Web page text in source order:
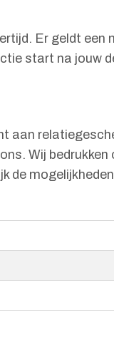
Er geldt
start na jouw
aan
Wij bedrukken
de